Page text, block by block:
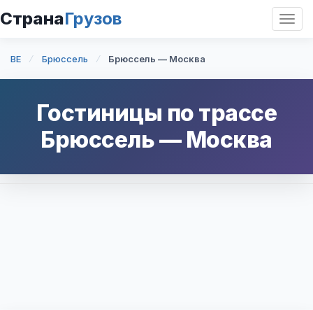
СтранаГрузов
BE Брюссель Брюссель — Москва
Гостиницы по трассе
Брюссель— Москва